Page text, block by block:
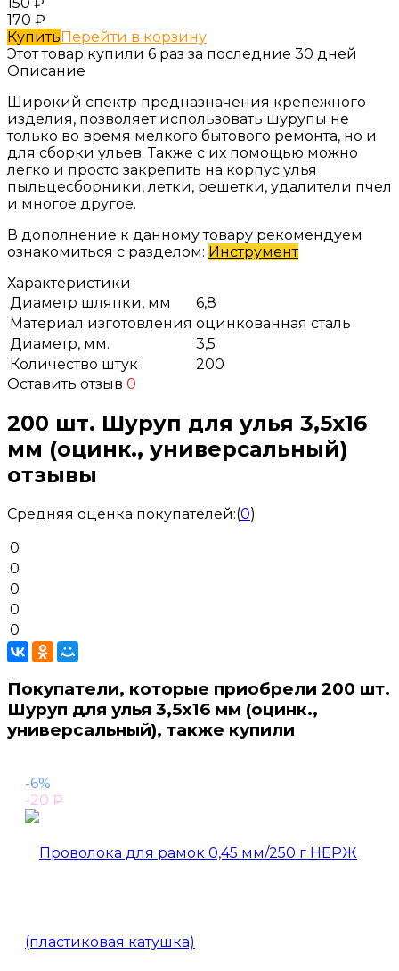
170 ₽
КупитьПерейти в корзину
Этот товар купили 6 раз за последние 30 дней
Описание
Широкий спектр предназначения крепежного
изделия, позволяет использовать шурупы не
только во время мелкого бытового ремонта, но и
для сборки ульев. Также с их помощью можно
легко и просто закрепить на корпус улья
пыльцесборники, летки, решетки, удалители пчел
и многое другое.
В дополнение к данному товару рекомендуем
ознакомиться с разделом: Инструмент
Характеристики
Диаметр шляпки, мм
6,8
Материал изготовления оцинкованная сталь
Диаметр, мм.
3,5
Количество штук
200
Оставить отзыв 0
200 шт. Шуруп для улья 3,5x16
мм (оцинк., универсальный)
отзывы
Средняя оценка покупателей:(0)
0
0
0
0
0
Покупатели, которые приобрели 200 шт.
Шуруп для улья 3,5x16 мм (оцинк.,
универсальный), также купили
-6%
-20 ₽